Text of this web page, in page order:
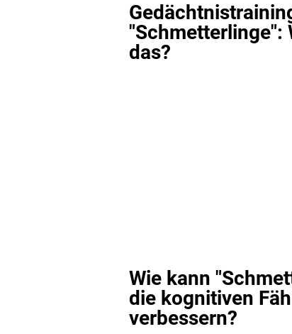
"Schmetterlinge":
das?
Wie kann
die kognitiven
verbessern?